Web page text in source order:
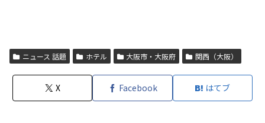
ニュース 話題 ホテル 大阪市・大阪府 関西（大阪）
X Facebook はてブ